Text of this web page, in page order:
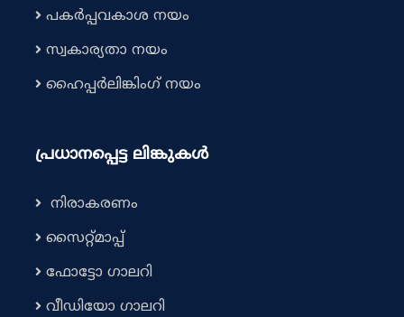
പകർപ്പവകാശ നയം
സ്വകാര്യതാ നയം
ഹൈപ്പർലിങ്കിംഗ് നയം
പ്രധാനപ്പെട്ട ലിങ്കുകൾ
നിരാകരണം
സൈറ്റ്മാപ്പ്
ഫോട്ടോ ഗാലറി
വീഡിയോ ഗാലറി